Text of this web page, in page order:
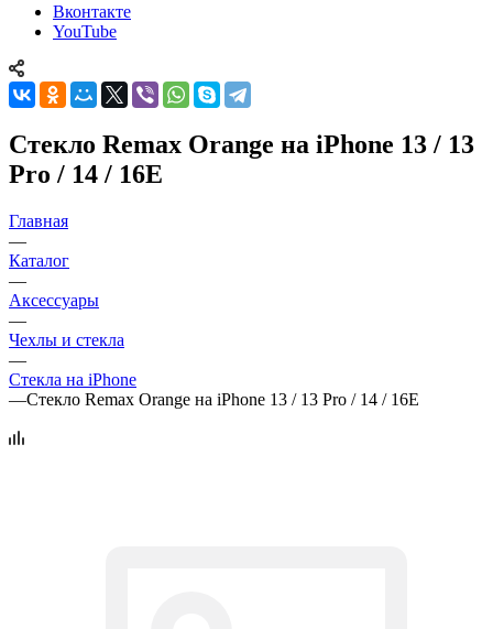
Вконтакте
YouTube
Стекло Remax Orange на iPhone 13 / 13
Pro / 14 / 16E
Главная
—
Каталог
—
Аксессуары
—
Чехлы и стекла
—
Стекла на iPhone
—Стекло Remax Orange на iPhone 13 / 13 Pro / 14 / 16E